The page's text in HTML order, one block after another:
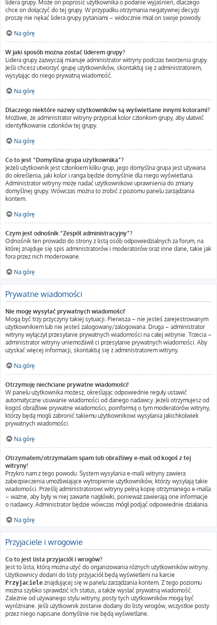
lidera grupy. Może on poprosić użytkownika o podanie wyjaśnień, dlaczego
chce on dołączyć do tej grupy. W przypadku otrzymania negatywnej decyzji
proszę nie nękać lidera grupy pytaniami – widocznie miał on swoje powody.
Na górę
W jaki sposób można zostać liderem grupy?
Lidera grupy zazwyczaj mianuje administrator witryny podczas tworzenia grupy.
Jeśli chcesz utworzyć grupę użytkowników, skontaktuj się z administratorem,
wysyłając do niego prywatną wiadomość.
Na górę
Dlaczego niektóre nazwy użytkowników są wyświetlane innymi kolorami?
Możliwe, że administrator witryny przypisał kolor członkom grupy, aby ułatwić
identyfikowanie członków tej grupy.
Na górę
Co to jest “Domyślna grupa użytkownika”?
Jeżeli użytkownik jest członkiem kilku grup, jego domyślna grupa jest używana
do określenia, jaki kolor i ranga będzie domyślnie dla niego wyświetlana.
Administrator witryny może nadać użytkownikowi uprawnienia do zmiany
domyślnej grupy. Wówczas można to zrobić z poziomu panelu zarządzania
kontem.
Na górę
Czym jest odnośnik “Zespół administracyjny”?
Odnośnik ten prowadzi do strony z listą osób odpowiedzialnych za forum, na
której znajduje się spis administratorów i moderatorów oraz inne dane, takie jak
fora przez nich moderowane.
Na górę
Prywatne wiadomości
Nie mogę wysyłać prywatnych wiadomości!
Mogą być trzy przyczyny takiej sytuacji. Pierwsza – nie jesteś zarejestrowanym
użytkownikiem lub nie jesteś zalogowany/zalogowana. Druga – administrator
witryny wyłączył przesyłanie prywatnych wiadomości na całej witrynie. Trzecia –
administrator witryny uniemożliwił ci przesyłanie prywatnych wiadomości. Aby
uzyskać więcej informacji, skontaktuj się z administratorem witryny.
Na górę
Otrzymuję niechciane prywatne wiadomości!
W panelu użytkownika możesz, określając odpowiednie reguły ustawić
automatyczne usuwanie wiadomości od danego nadawcy. Jeżeli otrzymujesz od
kogoś obraźliwe prywatne wiadomości, poinformuj o tym moderatorów witryny,
którzy będą mogli zabronić takiemu użytkownikowi wysyłania jakichkolwiek
prywatnych wiadomości.
Na górę
Otrzymałem/otrzymałam spam lub obraźliwy e-mail od kogoś z tej
witryny!
Przykro nam z tego powodu. System wysyłania e-maili witryny zawiera
zabezpieczenia umożliwiające wytropienie użytkowników, którzy wysyłają takie
wiadomości. Prześlij administratorowi witryny pełną kopię otrzymanego e-maila
– ważne, aby były w niej zawarte nagłówki, ponieważ zawierają one informacje
o nadawcy. Administrator będzie wówczas mógł podjąć odpowiednie działania.
Na górę
Przyjaciele i wrogowie
Co to jest lista przyjaciół i wrogów?
Jest to lista, którą można użyć do organizowania różnych użytkowników witryny.
Użytkownicy dodani do listy przyjaciół będą wyświetleni na karcie
Przyjaciele znajdującej się w panelu zarządzania kontem. Z tego poziomu
można szybko sprawdzić ich status, a także wysłać prywatną wiadomość.
Zależnie od używanego stylu witryny, posty tych użytkowników mogą być
wyróżniane. Jeśli użytkownik zostanie dodany do listy wrogów, wszystkie posty
przez niego napisane domyślnie nie będą wyświetlane.